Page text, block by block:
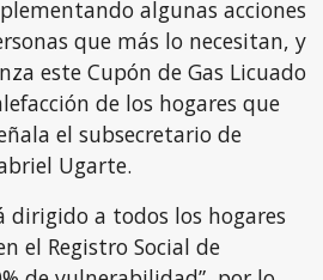
algunas acciones
que más lo necesitan, y
este Cupón de Gas Licuado
de los hogares que
el subsecretario de
Ugarte.
dirigido a todos los hogares
el Registro Social de